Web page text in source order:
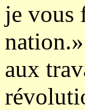
je vous
aux